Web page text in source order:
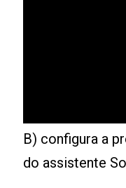
B) configura a
do assistente